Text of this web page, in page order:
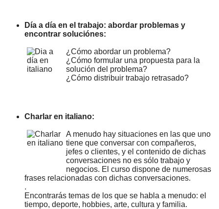
Día a día en el trabajo: abordar problemas y
encontrar soluciónes:
¿Cómo abordar un problema?
¿Cómo formular una propuesta para la
solución del problema?
¿Cómo distribuir trabajo retrasado?
Charlar en italiano:
A menudo hay situaciones en las que uno
tiene que conversar con compañeros,
jefes o clientes, y el contenido de dichas
conversaciones no es sólo trabajo y
negocios. El curso dispone de numerosas
frases relacionadas con dichas conversaciones.
.
Encontrarás temas de los que se habla a menudo: el
tiempo, deporte, hobbies, arte, cultura y familia.